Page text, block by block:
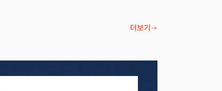
더보기